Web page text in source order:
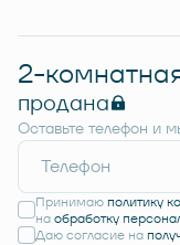
2-
продана
Оставьте телефон и
Принимаю политику
на обработку
Даю согласие на